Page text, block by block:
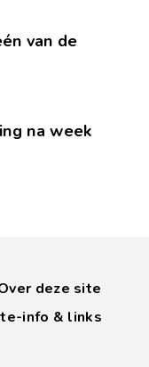
van de
na week
deze site
info & links